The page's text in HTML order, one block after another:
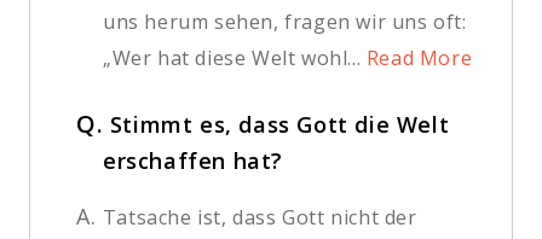
uns herum sehen, fragen wir uns oft:
„Wer hat diese Welt wohl... Read More
Q. Stimmt es, dass Gott die Welt
erschaffen hat?
A. Tatsache ist, dass Gott nicht der